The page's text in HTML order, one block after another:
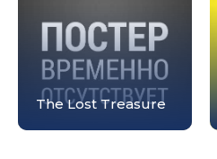
The Lost Treasure